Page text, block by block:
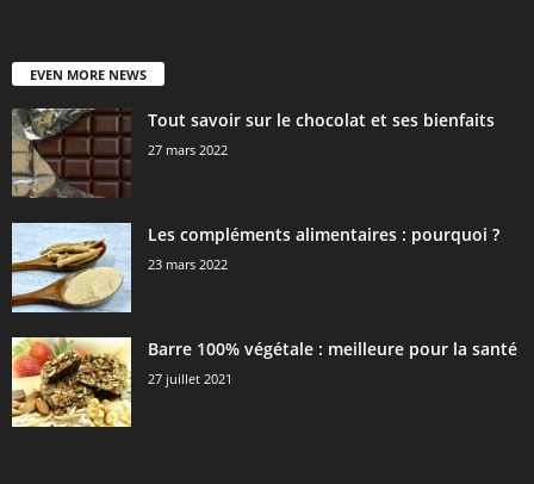
EVEN MORE NEWS
Tout savoir sur le chocolat et ses bienfaits
27 mars 2022
Les compléments alimentaires : pourquoi ?
23 mars 2022
Barre 100% végétale : meilleure pour la santé
27 juillet 2021